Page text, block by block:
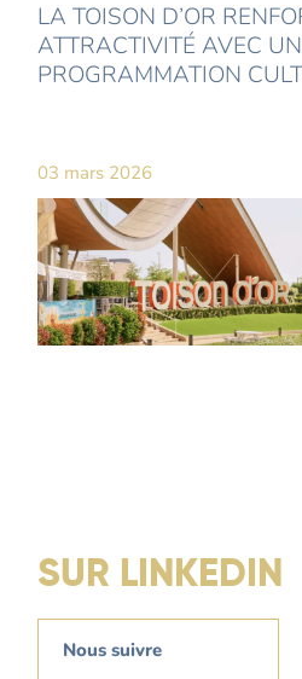
LA TOISON D’OR
ATTRACTIVITÉ AVEC
PROGRAMMATION
03 mars 2026
SUR LINKEDIN
Nous suivre